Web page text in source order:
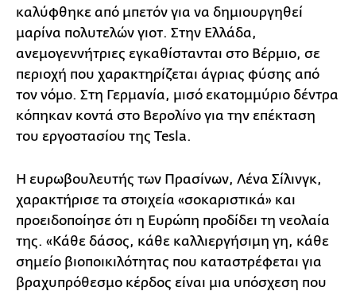
καλύφθηκε από μπετόν για να δημιουργηθεί
μαρίνα πολυτελών γιοτ. Στην Ελλάδα,
ανεμογεννήτριες εγκαθίστανται στο Βέρμιο, σε
περιοχή που χαρακτηρίζεται άγριας φύσης από
τον νόμο. Στη Γερμανία, μισό εκατομμύριο δέντρα
κόπηκαν κοντά στο Βερολίνο για την επέκταση
του εργοστασίου της Tesla.
Η ευρωβουλευτής των Πρασίνων, Λένα Σίλινγκ,
χαρακτήρισε τα στοιχεία «σοκαριστικά» και
προειδοποίησε ότι η Ευρώπη προδίδει τη νεολαία
της. «Κάθε δάσος, κάθε καλλιεργήσιμη γη, κάθε
σημείο βιοποικιλότητας που καταστρέφεται για
βραχυπρόθεσμο κέρδος είναι μια υπόσχεση που